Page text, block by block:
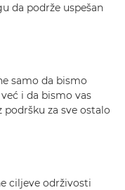
da podrže uspešan
samo da bismo
i da bismo vas
za sve ostalo
ciljeve održivosti